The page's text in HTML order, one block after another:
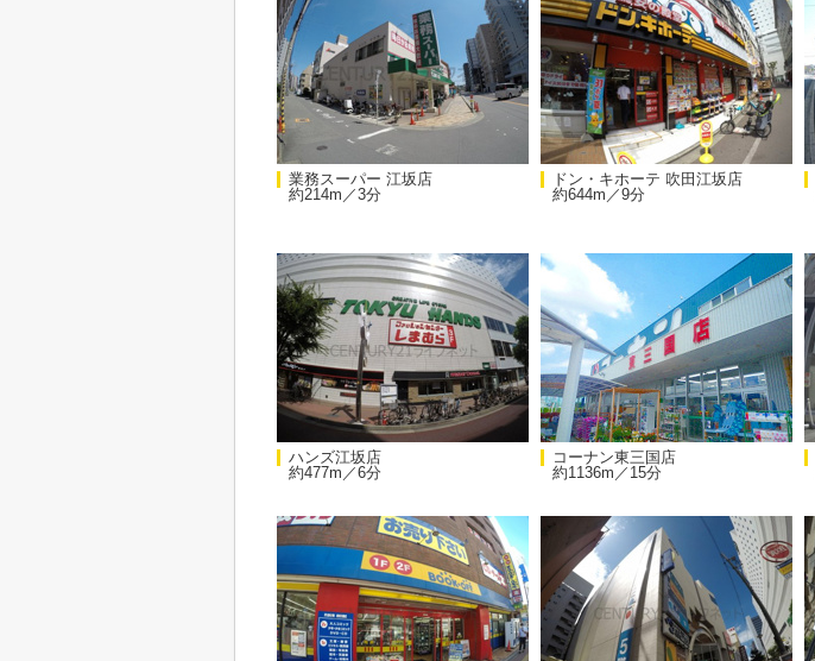
業務スーパー 江坂店
約214m／3分
ドン・キホーテ 吹田江坂店
約644m／9分
ハンズ江坂店
約477m／6分
コーナン東三国店
約1136m／15分